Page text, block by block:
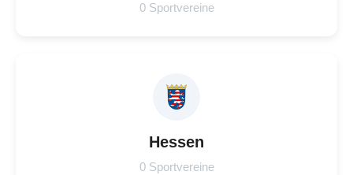
0 Sportvereine
Hessen
0 Sportvereine